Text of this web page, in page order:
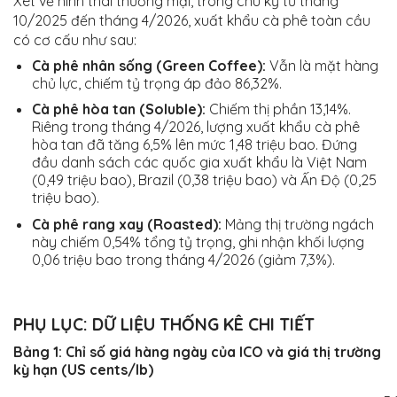
10/2025 đến tháng 4/2026, xuất khẩu cà phê toàn cầu
có cơ cấu như sau:
Cà phê nhân sống (Green Coffee): Vẫn là mặt hàng
chủ lực, chiếm tỷ trọng áp đảo 86,32%.
Cà phê hòa tan (Soluble): Chiếm thị phần 13,14%.
Riêng trong tháng 4/2026, lượng xuất khẩu cà phê
hòa tan đã tăng 6,5% lên mức 1,48 triệu bao. Đứng
đầu danh sách các quốc gia xuất khẩu là Việt Nam
(0,49 triệu bao), Brazil (0,38 triệu bao) và Ấn Độ (0,25
triệu bao).
Cà phê rang xay (Roasted): Mảng thị trường ngách
này chiếm 0,54% tổng tỷ trọng, ghi nhận khối lượng
0,06 triệu bao trong tháng 4/2026 (giảm 7,3%).
PHỤ LỤC: DỮ LIỆU THỐNG KÊ CHI TIẾT
Bảng 1: Chỉ số giá hàng ngày của ICO và giá thị trường
kỳ hạn (US cents/lb)